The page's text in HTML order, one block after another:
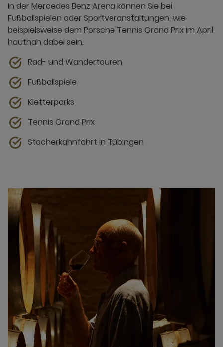
In der Mercedes Benz Arena können Sie bei
Fußballspielen oder Sportveranstaltungen, wie
beispielsweise dem Porsche Tennis Grand Prix im April,
hautnah dabei sein.
Rad- und Wandertouren
Fußballspiele
Kletterparks
Tennis Grand Prix
Stocherkahnfahrt in Tübingen